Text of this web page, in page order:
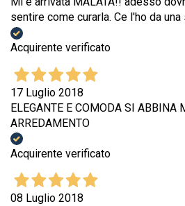
sentire come curarla. Ce l'ho da
Acquirente verificato
17 Luglio 2018
ELEGANTE E COMODA SI ABBINA
ARREDAMENTO
Acquirente verificato
08 Luglio 2018